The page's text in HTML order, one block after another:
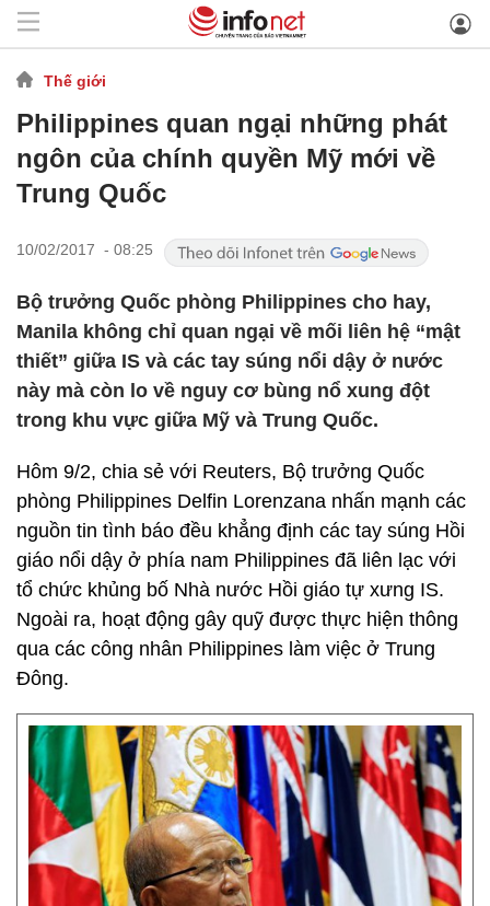
Thế giới
Philippines quan ngại những phát
ngôn của chính quyền Mỹ mới về
Trung Quốc
10/02/2017 - 08:25
Bộ trưởng Quốc phòng Philippines cho hay,
Manila không chỉ quan ngại về mối liên hệ “mật
thiết” giữa IS và các tay súng nổi dậy ở nước
này mà còn lo về nguy cơ bùng nổ xung đột
trong khu vực giữa Mỹ và Trung Quốc.
Hôm 9/2, chia sẻ với Reuters, Bộ trưởng Quốc
phòng Philippines Delfin Lorenzana nhấn mạnh các
nguồn tin tình báo đều khẳng định các tay súng Hồi
giáo nổi dậy ở phía nam Philippines đã liên lạc với
tổ chức khủng bố Nhà nước Hồi giáo tự xưng IS.
Ngoài ra, hoạt động gây quỹ được thực hiện thông
qua các công nhân Philippines làm việc ở Trung
Đông.